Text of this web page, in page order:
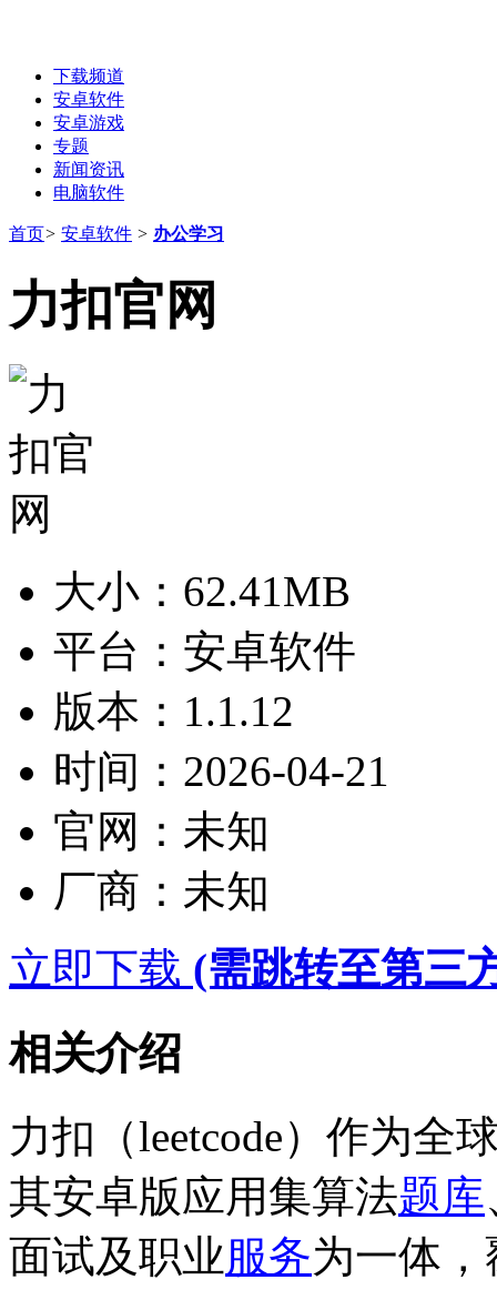
下载频道
安卓软件
安卓游戏
专题
新闻资讯
电脑软件
首页> 安卓软件 > 办公学习
力扣官网
大小： 62.41MB
平台： 安卓软件
版本： 1.1.12
时间： 2026-04-21
官网： 未知
厂商： 未知
立即下载 (需跳转至第三
相关介绍
力扣（leetcode）作为全
其安卓版应用集算法题库
面试及职业服务为一体